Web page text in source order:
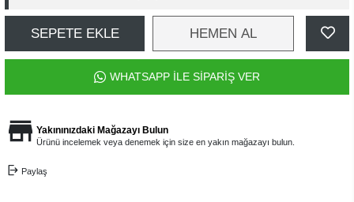
SEPETE EKLE HEMEN AL
WHATSAPP İLE SİPARİŞ VER
Yakınınızdaki Mağazayı Bulun
Ürünü incelemek veya denemek için size en yakın mağazayı bulun.
Paylaş